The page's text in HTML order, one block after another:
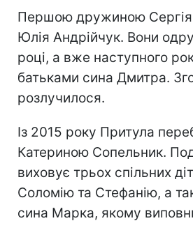
Першою дружиною Сергія
Юлія Андрійчук. Вони
році, а вже наступного
батьками сина Дмитра.
розлучилося.
Із 2015 року Притула
Катериною Сопельник.
виховує трьох спільних
Соломію та Стефанію, а
сина Марка, якому